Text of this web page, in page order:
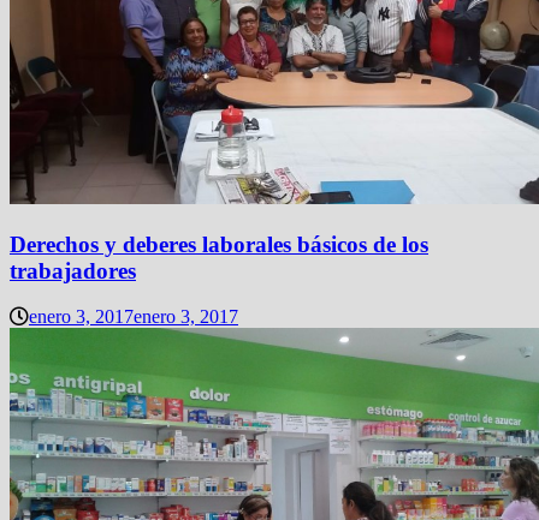
Derechos y deberes laborales básicos de los
trabajadores
enero 3, 2017enero 3, 2017